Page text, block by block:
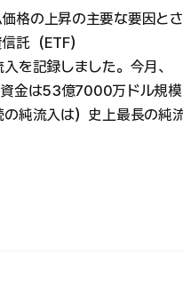
格の上昇の主要な要因とさ
託（ETF）
を記録しました。今月、
金は53億7000万ドル規模
純流入は）史上最長の純